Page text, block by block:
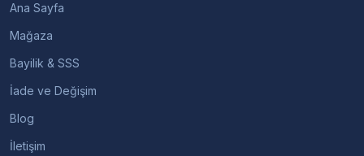
Ana Sayfa
Mağaza
Bayilik & SSS
İade ve Değişim
Blog
İletişim